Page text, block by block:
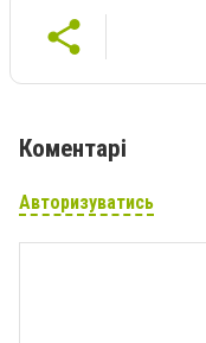
Коментарі
Авторизуватись